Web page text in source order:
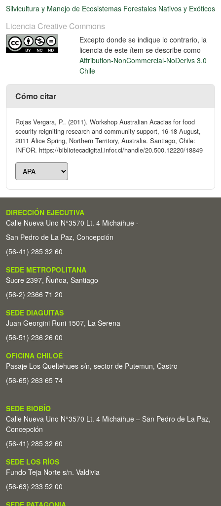
Silvicultura y Manejo de Ecosistemas Forestales Nativos y Exóticos
Licencia Creative Commons
Excepto donde se indique lo contrario, la
licencia de este ítem se describe como
Attribution-NonCommercial-NoDerivs 3.0
Chile
Cómo citar
Rojas Vergara, P.. (2011). Workshop Australian Acacias for food
security reigniting research and community support, 16-18 August,
2011 Alice Spring, Northern Territory, Australia. Santiago, Chile:
INFOR. https://bibliotecadigital.infor.cl/handle/20.500.12220/18849
DIRECCIÓN EJECUTIVA
Calle Nueva Uno N°3570 Lt. 4 Michaihue -
San Pedro de La Paz, Concepción
(56-41) 285 32 60
SEDE METROPOLITANA
Sucre 2397, Ñuñoa, Santiago
(56-2) 2366 71 20
SEDE DIAGUITAS
Juan Georgini Runi 1507, La Serena
(56-51) 236 26 00
OFICINA CHILOÉ
Pasaje Los Queltehues s/n, sector de Putemun, Castro
(56-65) 263 65 74
SEDE BIOBÍO
Calle Nueva Uno N°3570 Lt. 4 Michaihue – San Pedro de La Paz,
Concepción
(56-41) 285 32 60
SEDE LOS RÍOS
Fundo Teja Norte s/n. Valdivia
(56-63) 233 52 00